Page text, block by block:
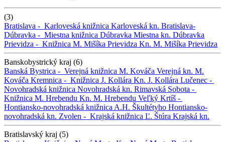
(3)
Bratislava - Karloveská knižnica Karloveská kn. Bratislava-
Dúbravka - Miestna knižnica Dúbravka Miestna kn. Dúbravka
Prievidza - Knižnica M. Mišíka Prievidza Kn. M. Mišíka Prievidza
Banskobystrický kraj (6)
Banská Bystrica - Verejná knižnica M. Kováča Verejná kn. M.
Kováča Kremnica - Knižnica J. Kollára Kn. J. Kollára Lučenec -
Novohradská knižnica Novohradská kn. Rimavská Sobota -
Knižnica M. Hrebendu Kn. M. Hrebendu Veľký Krtíš -
Hontiansko-novohradská knižnica A.H. Škultétyho Hontiansko-
novohradská kn. Zvolen - Krajská knižnica Ľ. Štúra Krajská kn.
Bratislavský kraj (5)